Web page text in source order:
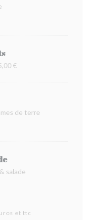
€
de terre
salade
et ttc